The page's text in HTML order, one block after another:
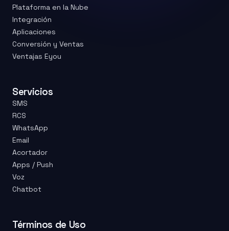
Plataforma en la Nube
Integración
Aplicaciones
Conversión y Ventas
Ventajas Eyou
Servicios
SMS
RCS
WhatsApp
Email
Acortador
Apps / Push
Voz
Chatbot
Términos de Uso